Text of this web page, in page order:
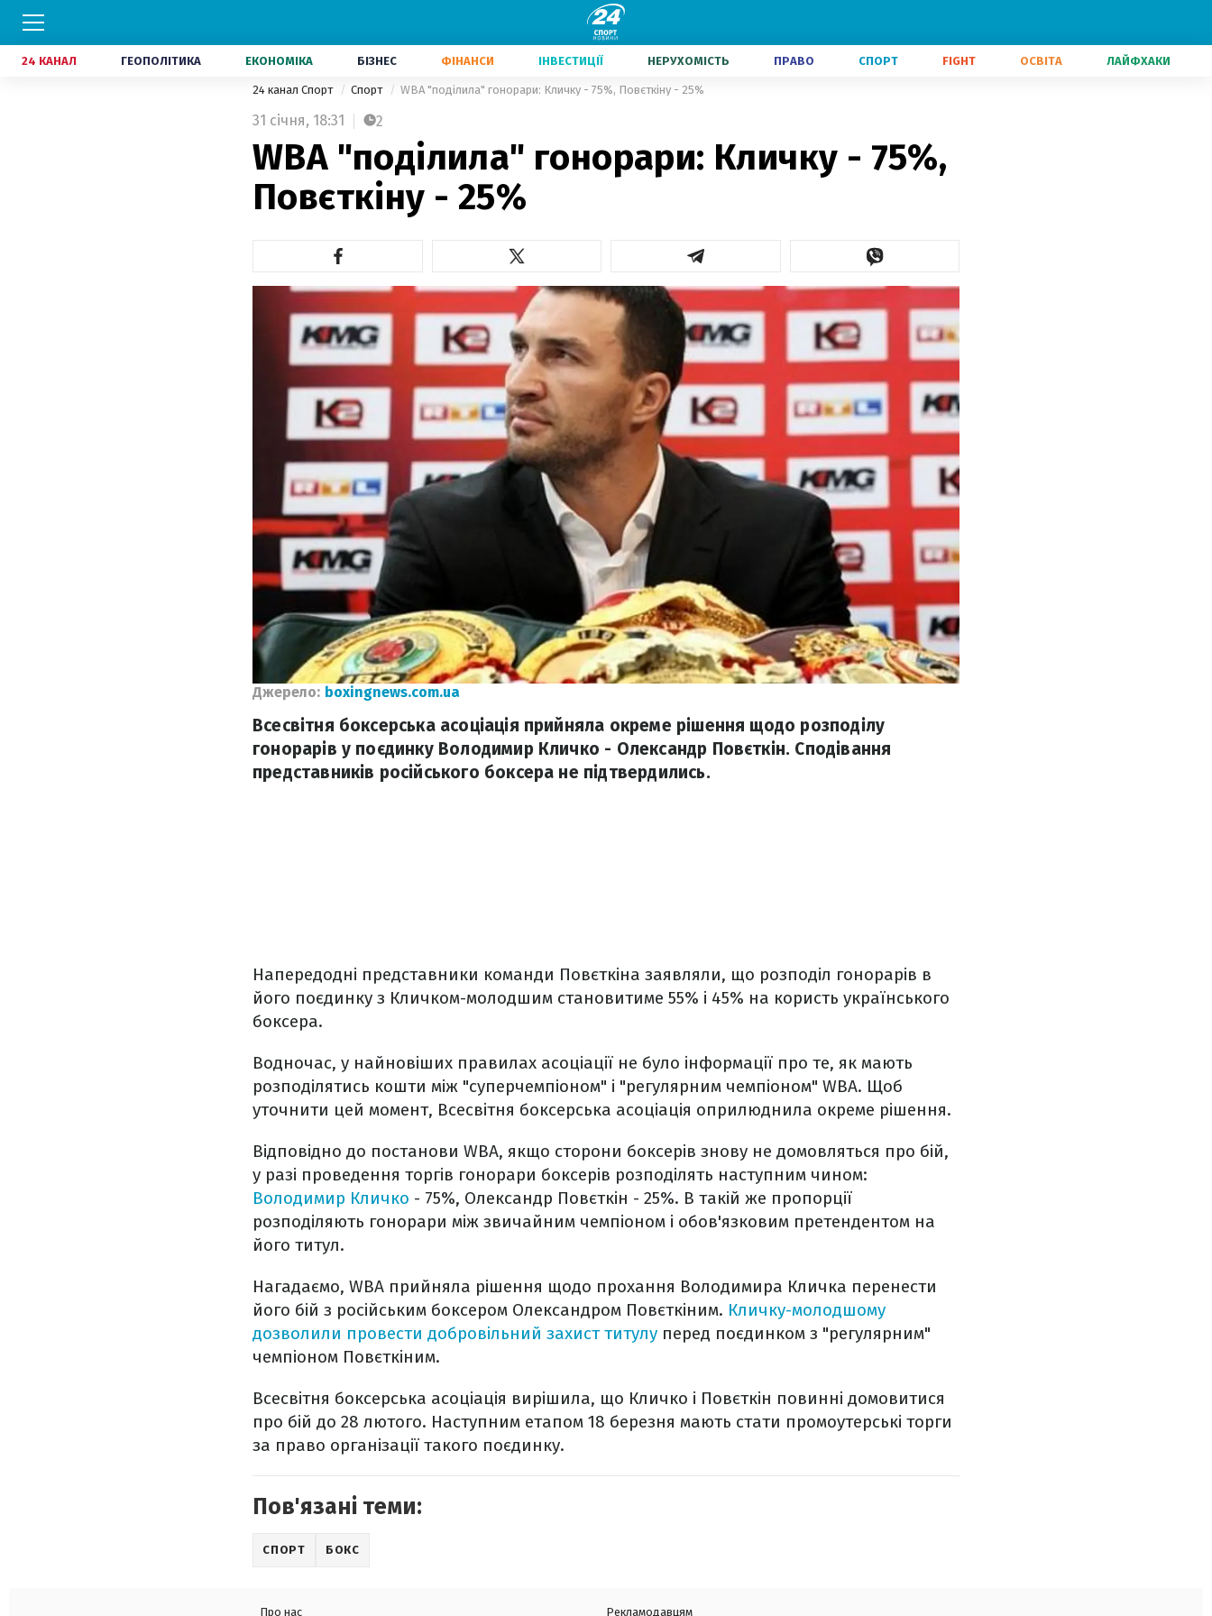
24 КАНАЛ ГЕОПОЛІТИКА ЕКОНОМІКА БІЗНЕС ФІНАНСИ ІНВЕСТИЦІЇ НЕРУХОМІСТЬ ПРАВО СПОРТ FIGHT ОСВІТА ЛАЙФХАКИ
24 канал Спорт Спорт WBA "поділила" гонорари: Кличку - 75%, Повєткіну - 25%
31 січня, 18:31 2
WBA "поділила" гонорари: Кличку - 75%,
Повєткіну - 25%
Джерело: boxingnews.com.ua
Всесвітня боксерська асоціація прийняла окреме рішення щодо розподілу
гонорарів у поєдинку Володимир Кличко - Олександр Повєткін. Сподівання
представників російського боксера не підтвердились.
Напередодні представники команди Повєткіна заявляли, що розподіл гонорарів в
його поєдинку з Кличком-молодшим становитиме 55% і 45% на користь українського
боксера.
Водночас, у найновіших правилах асоціації не було інформації про те, як мають
розподілятись кошти між "суперчемпіоном" і "регулярним чемпіоном" WBA. Щоб
уточнити цей момент, Всесвітня боксерська асоціація оприлюднила окреме рішення.
Відповідно до постанови WBA, якщо сторони боксерів знову не домовляться про бій,
у разі проведення торгів гонорари боксерів розподілять наступним чином:
Володимир Кличко - 75%, Олександр Повєткін - 25%. В такій же пропорції
розподіляють гонорари між звичайним чемпіоном і обов'язковим претендентом на
його титул.
Нагадаємо, WBA прийняла рішення щодо прохання Володимира Кличка перенести
його бій з російським боксером Олександром Повєткіним. Кличку-молодшому
дозволили провести добровільний захист титулу перед поєдинком з "регулярним"
чемпіоном Повєткіним.
Всесвітня боксерська асоціація вирішила, що Кличко і Повєткін повинні домовитися
про бій до 28 лютого. Наступним етапом 18 березня мають стати промоутерські торги
за право організації такого поєдинку.
Пов'язані теми:
СПОРТ БОКС
Про нас Рекламодавцям